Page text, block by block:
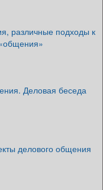
различные подходы к
Деловая беседа
делового общения